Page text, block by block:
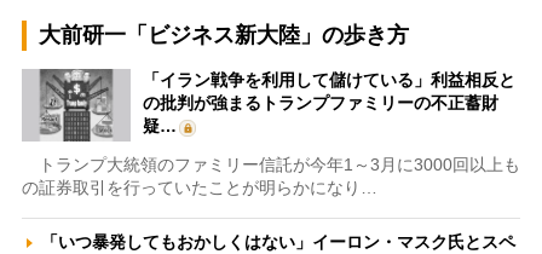
大前研一「ビジネス新大陸」の歩き方
「イラン戦争を利用して儲けている」利益相反と
の批判が強まるトランプファミリーの不正蓄財
疑…
トランプ大統領のファミリー信託が今年1～3月に3000回以上も
の証券取引を行っていたことが明らかになり…
「いつ暴発してもおかしくはない」イーロン・マスク氏とスペ